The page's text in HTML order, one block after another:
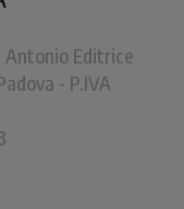
Antonio Editrice
- P.IVA